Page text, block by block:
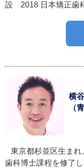
設 2018 日本矯正歯
横
（
東京都杉並区生まれ
歯科博士課程を修了